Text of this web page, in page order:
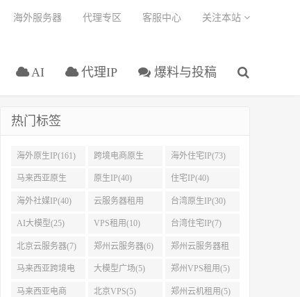
AI 代理IP 爆料与投稿
海外服务器 代理专区 客服中心 关注本站
热门标签
海外原生IP(161) 跨境电商原生
IP(108)
海外住宅IP(73)
马来西亚原生
IP(45)
原生IP(40) 住宅IP(40)
海外社媒IP(40) 云服务器租用
(32)
台湾原生IP(30)
AI大模型(25) VPS租用(10) 台湾住宅IP(7)
北京云服务器(7) 郑州云服务器(6) 郑州云服务器租
用(5)
马来西亚跨境电
商IP(5)
大模型广场(5) 郑州VPS租用(5)
马来西亚电商 北京VPS(5) 郑州云机租用(5)